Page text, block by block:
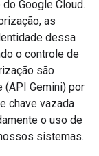
Google Cloud.
as
dessa
o controle de
são
(API Gemini) por
chave vazada
o uso de
sistemas.